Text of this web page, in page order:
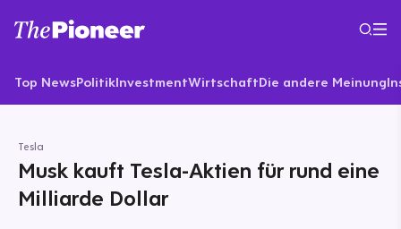
Top NewsPolitikInvestmentWirtschaftDie andere Meinung
Tesla
Musk kauft Tesla-Aktien für rund eine
Milliarde Dollar